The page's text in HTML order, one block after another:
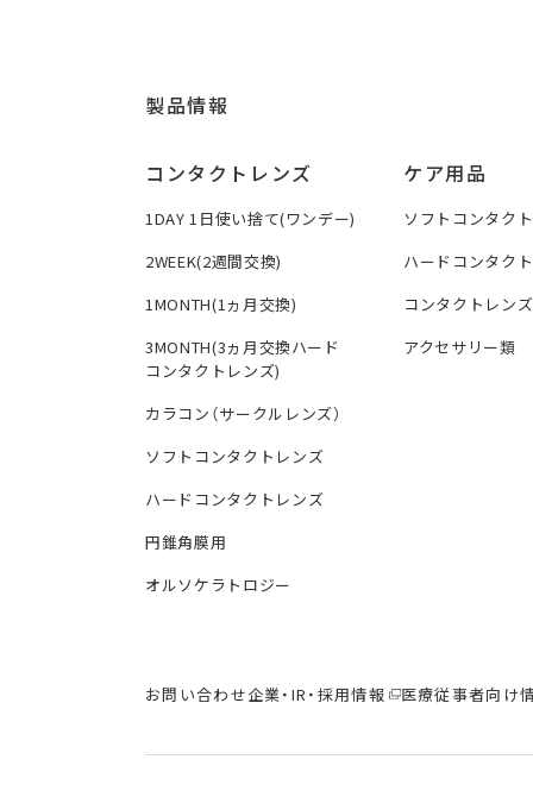
製品情報
コンタクトレンズ
1DAY 1日使い捨て(ワンデー)
2WEEK(2週間交換)
1MONTH(1ヵ月交換)
3MONTH(3ヵ月交換ハード
コンタクトレンズ)
カラコン（サークルレンズ）
ソフトコンタクトレンズ
ハードコンタクトレンズ
円錐角膜用
オルソケラトロジー
ケア用品
ソフトコンタク
ハードコンタク
コンタクトレン
アクセサリー類
お問い合わせ企業・IR・採用情報 医療従事者向け